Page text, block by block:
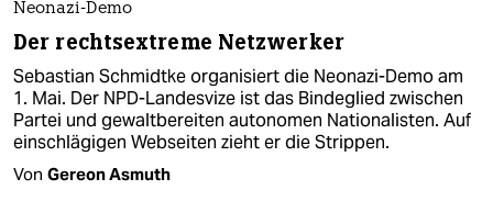
Neonazi-Demo
Der rechtsextreme Netzwerker
Sebastian Schmidtke organisiert die Neonazi-Demo am
1. Mai. Der NPD-Landesvize ist das Bindeglied zwischen
Partei und gewaltbereiten autonomen Nationalisten. Auf
einschlägigen Webseiten zieht er die Strippen.
Von Gereon Asmuth